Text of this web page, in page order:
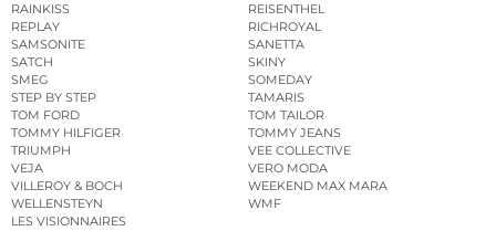
RAINKISS
REISENTHEL
REPLAY
RICHROYAL
SAMSONITE
SANETTA
SATCH
SKINY
SMEG
SOMEDAY
STEP BY STEP
TAMARIS
TOM FORD
TOM TAILOR
TOMMY HILFIGER
TOMMY JEANS
TRIUMPH
VEE COLLECTIVE
VEJA
VERO MODA
VILLEROY & BOCH
WEEKEND MAX MARA
WELLENSTEYN
WMF
LES VISIONNAIRES